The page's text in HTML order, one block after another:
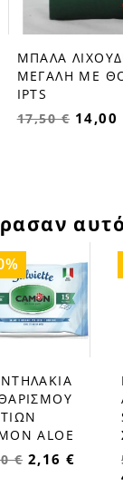
favorite_border
ΜΠΑΛΑ
ΜΕΓΑΛΗ ΜΕ
IPTS
17,50 € 14,00
ALOE
€ 2,16 €